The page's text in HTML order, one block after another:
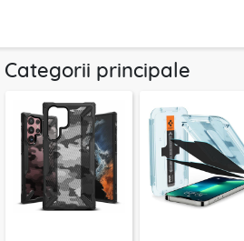
Categorii principale